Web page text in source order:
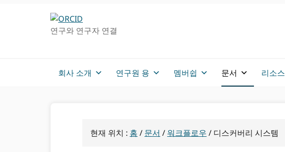
연구와 연구자 연결
회사 소개 연구원 용 멤버쉽 문서 리소스
현재 위치 : 홈 / 문서 /워크플로우 / 디스커버리 시스템